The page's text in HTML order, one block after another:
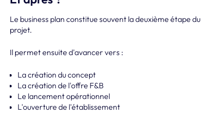
Le business plan constitue souvent la deuxième étape du
projet.
Il permet ensuite d'avancer vers :
La création du concept
La création de l'offre F&B
Le lancement opérationnel
L'ouverture de l'établissement